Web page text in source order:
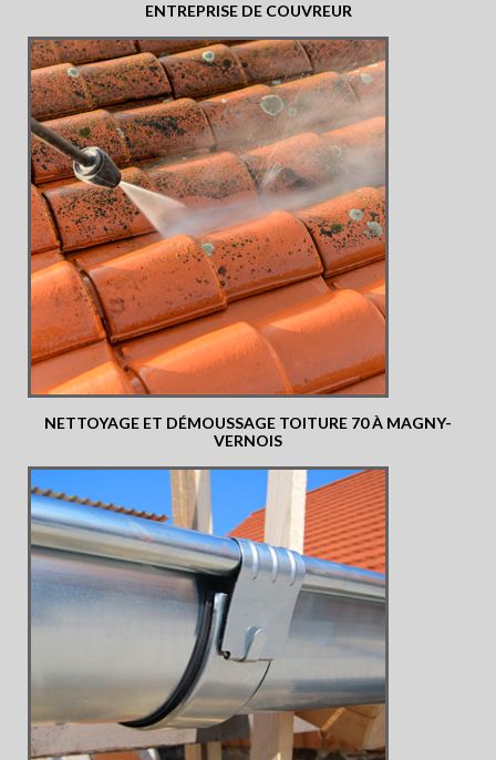
ENTREPRISE DE COUVREUR
NETTOYAGE ET DÉMOUSSAGE TOITURE 70 À MAGNY-
VERNOIS